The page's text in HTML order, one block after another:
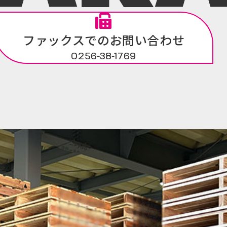
ファックスでのお問い合わせ
0256-38-1769